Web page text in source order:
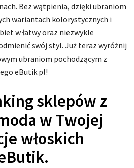
Bez wątpienia, dzięki ubraniom
wariantach kolorystycznych i
w łatwy oraz niezwykle
swój styl. Już teraz wyróżnij
ubraniom pochodzącym z
eButik.pl!
sklepów z
w Twojej
włoskich